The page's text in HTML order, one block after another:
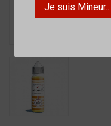
Je suis Mineur...